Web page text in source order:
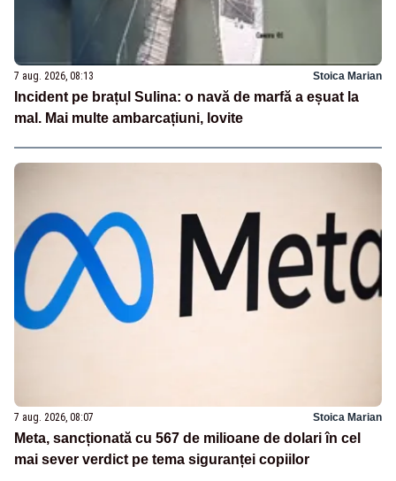
7 aug. 2026, 08:13 Stoica Marian
Incident pe brațul Sulina: o navă de marfă a eșuat la
mal. Mai multe ambarcațiuni, lovite
7 aug. 2026, 08:07 Stoica Marian
Meta, sancționată cu 567 de milioane de dolari în cel
mai sever verdict pe tema siguranței copiilor